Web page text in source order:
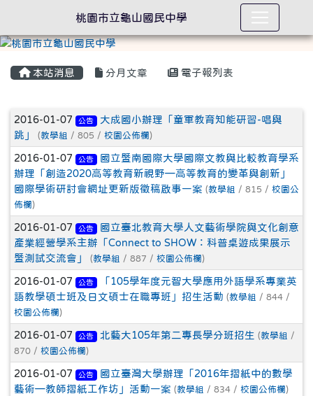
本站消息 分月文章 電子報列表
文章列表
2016-01-07 公告
大成國小辦理「童軍教育知能研習-唱與
跳」
(教學組 / 805 / 校園公佈欄 )
2016-01-07 公告
國立暨南國際大學國際文教與比較教育學系
辦理「創造2020高等教育新視野—高等教育的變革與創新」
國際學術研討會網址更新版徵稿啟事一案 (教學組 / 815 / 校園公
佈欄 )
2016-01-07 公告
國立臺北教育大學人文藝術學院與文化創意
產業經營學系主辦「Connect to SHOW：科普桌遊成果展示
暨測試交流會」
(教學組 / 887 / 校園公佈欄 )
2016-01-07 公告
「105學年度元智大學應用外語學系專業英
語教學碩士班及日文碩士在職專班」招生活動 (教學組 / 844 /
校園公佈欄 )
2016-01-07 公告 北藝大105年第二專長學分班招生 (教學組 /
870 / 校園公佈欄 )
2016-01-07 公告
國立臺灣大學辦理「2016年摺紙中的數學
藝術—教師摺紙工作坊」活動一案 (教學組 / 834 / 校園公佈欄 )
桃園市立龜山國民中學